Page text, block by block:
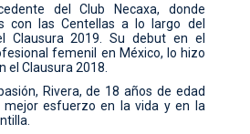
del Club Necaxa, donde
con las Centellas a lo largo del
Clausura 2019. Su debut en el
femenil en México, lo hizo
el Clausura 2018.
Rivera, de 18 años de edad
mejor esfuerzo en la vida y en la